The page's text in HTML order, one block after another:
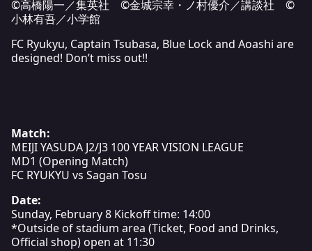
©高橋陽一／集英社 ©金城宗幸・ノ村優介／講談社 ©
小林有吾／小学館
FC Ryukyu, Captain Tsubasa, Blue Lock and Aoashi are
designed! Don’t miss out!!
Match:
MEIJI YASUDA J2/J3 100 YEAR VISION LEAGUE
MD1 (Opening Match)
FC RYUKYU vs Sagan Tosu
Date:
Sunday, February 8 Kickoff time: 14:00
*Outside of stadium area (Ticket, Food and Drinks,
Official shop) open at 11:30